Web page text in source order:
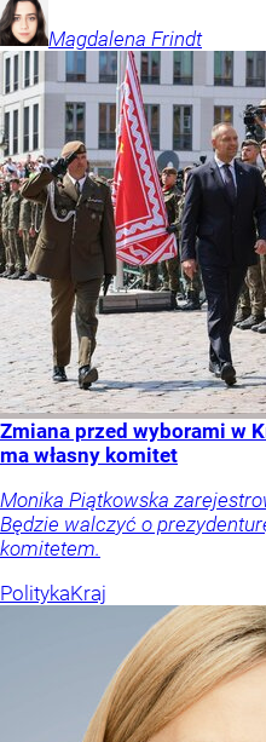
Magdalena Frindt
Zmiana przed wyborami w
ma własny komitet
Monika Piątkowska
Będzie walczyć o
komitetem.
PolitykaKraj